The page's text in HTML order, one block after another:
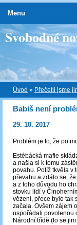
Svobodné
Úvod » Přečetli jsme
Babiš není
29. 10. 2017
Problém je to, že po
Estébácká mafie
a našla si k tomu
povahu. Potíž tkvěla v
převahu a zdálo se,
a z toho důvodu ho
stovku lidí v
vězení, přece bylo tak
začala. Ovšem zájem
uspořádali povolenou
Národní třídě (to se
Menu